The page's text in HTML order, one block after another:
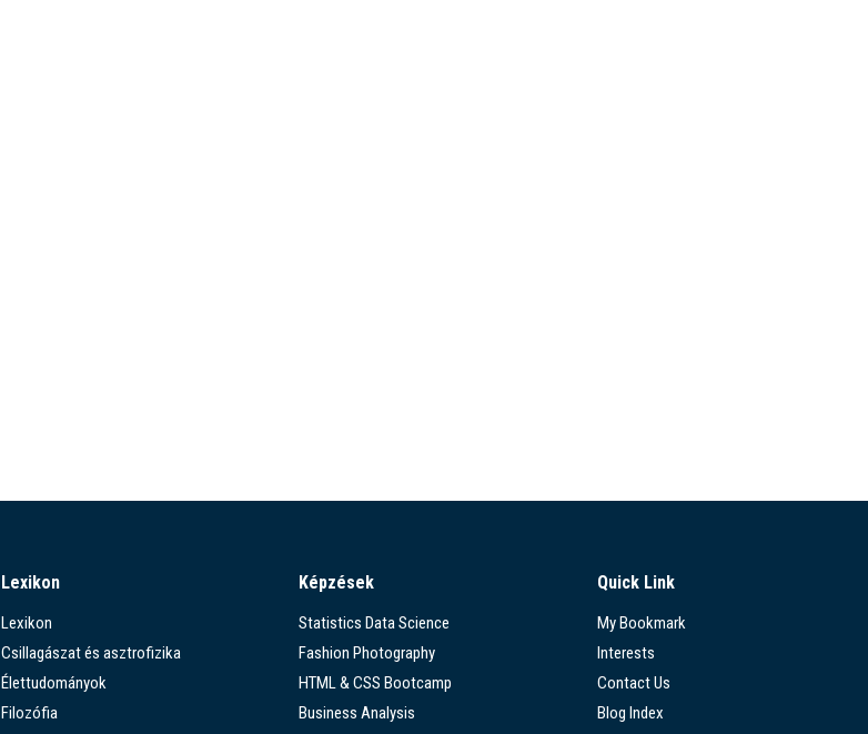
Lexikon
Lexikon
Csillagászat és asztrofizika
Élettudományok
Filozófia
Képzések
Statistics Data Science
Fashion Photography
HTML & CSS Bootcamp
Business Analysis
Quick Link
My Bookmark
Interests
Contact Us
Blog Index